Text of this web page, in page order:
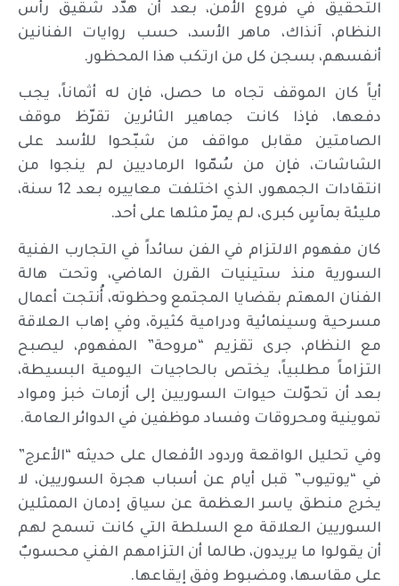
التحقيق في فروع الأمن، بعد أن هدّد شقيق رأس
النظام، آنذاك، ماهر الأسد، حسب روايات الفنانين
أنفسهم، بسجن كل من ارتكب هذا المحظور.
أياً كان الموقف تجاه ما حصل، فإن له أثماناً، يجب
دفعها، فإذا كانت جماهير الثائرين تقرّظ موقف
الصامتين مقابل مواقف من شبّحوا للأسد على
الشاشات، فإن من سُمّوا الرماديين لم ينجوا من
انتقادات الجمهور، الذي اختلفت معاييره بعد 12 سنة،
مليئة بمآسٍ كبرى، لم يمرّ مثلها على أحد.
كان مفهوم الالتزام في الفن سائداً في التجارب الفنية
السورية منذ ستينيات القرن الماضي، وتحت هالة
الفنان المهتم بقضايا المجتمع وحظوته، أُنتجت أعمال
مسرحية وسينمائية ودرامية كثيرة، وفي إهاب العلاقة
مع النظام، جرى تقزيم “مروحة” المفهوم، ليصبح
التزاماً مطلبياً، يختص بالحاجيات اليومية البسيطة،
بعد أن تحوّلت حيوات السوريين إلى أزمات خبز ومواد
تموينية ومحروقات وفساد موظفين في الدوائر العامة.
وفي تحليل الواقعة وردود الأفعال على حديثه “الأعرج”
في “يوتيوب” قبل أيام عن أسباب هجرة السوريين، لا
يخرج منطق ياسر العظمة عن سياق إدمان الممثلين
السوريين العلاقة مع السلطة التي كانت تسمح لهم
أن يقولوا ما يريدون، طالما أن التزامهم الفني محسوبٌ
على مقاسها، ومضبوط وفق إيقاعها.